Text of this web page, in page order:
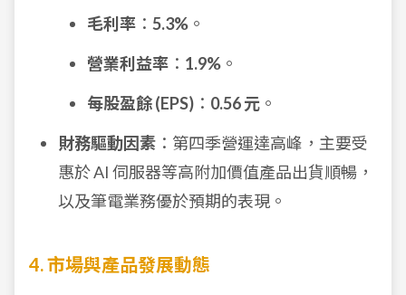
毛利率 ： 5.3% 。
營業利益率 ： 1.9% 。
每股盈餘 (EPS) ： 0.56 元 。
財務驅動因素 ：第四季營運達高峰，主要受
惠於 AI 伺服器等高附加價值產品出貨順暢，
以及筆電業務優於預期的表現。
4. 市場與產品發展動態